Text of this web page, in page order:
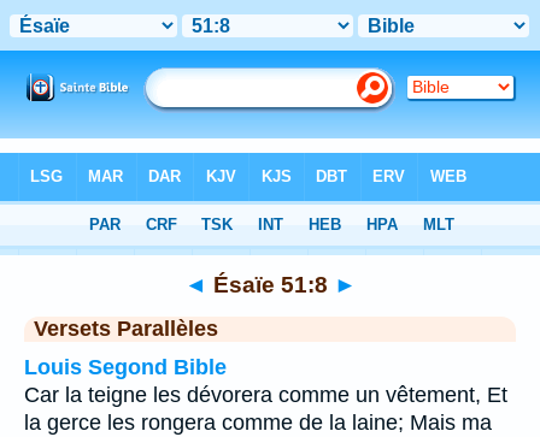
Chapitre 51> Verset 8
◄ Ésaïe 51:8 ►
Versets Parallèles
Louis Segond Bible
Car la teigne les dévorera comme un vêtement, Et
la gerce les rongera comme de la laine; Mais ma